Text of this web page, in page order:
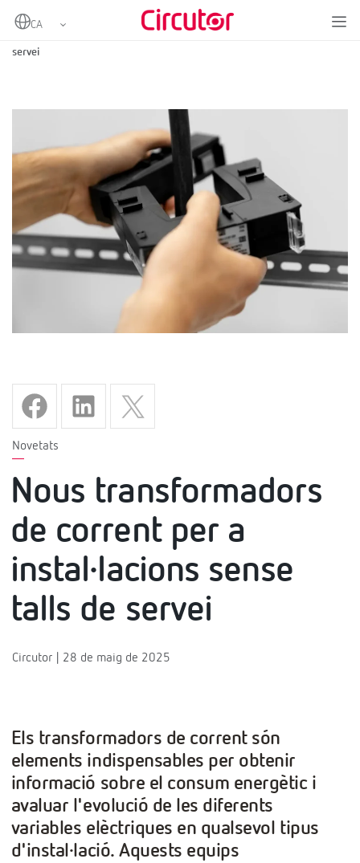
Home
servei
Novetats
Nous transformadors
de corrent per a
instal·lacions sense
talls de servei
Circutor | 28 de maig de 2025
Els transformadors de corrent són
elements indispensables per obtenir
informació sobre el consum energètic i
avaluar l'evolució de les diferents
variables elèctriques en qualsevol tipus
d'instal·lació. Aquests equips